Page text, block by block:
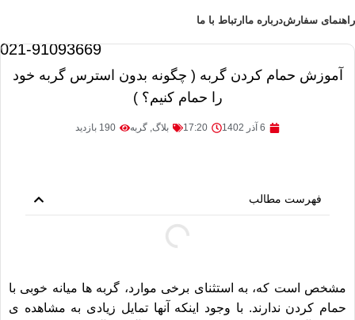
راهنمای سفارشدرباره ماارتباط با ما
021-91093669
آموزش حمام کردن گربه ( چگونه بدون استرس گربه خود
را حمام کنیم؟ )
6 آذر 1402 17:20 بلاگ, گربه 190 بازدید
فهرست مطالب
مشخص است که، به استثنای برخی موارد، گربه ها میانه خوبی با
حمام کردن ندارند. با وجود اینکه آنها تمایل زیادی به مشاهده ی